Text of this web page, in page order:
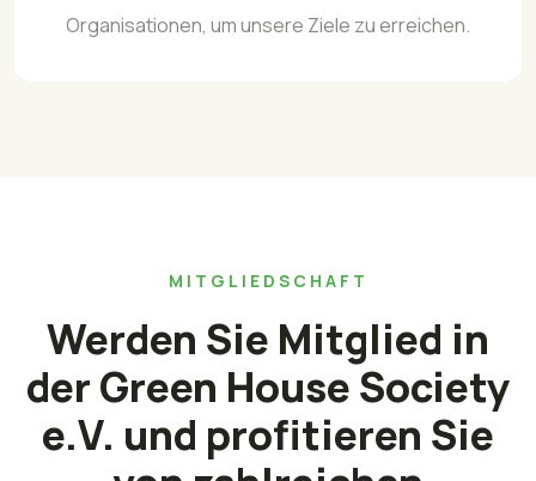
Organisationen, um unsere Ziele zu erreichen.
MITGLIEDSCHAFT
Werden Sie Mitglied in
der Green House Society
e.V. und profitieren Sie